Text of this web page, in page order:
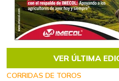
VER ÚLTIMA
CORRIDAS DE TOROS